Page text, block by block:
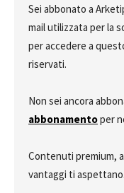
Sei abbonato a
mail utilizzata per la
per accedere a
riservati.
Non sei ancora
abbonamentoper
Contenuti premium,
vantaggi ti aspettano.